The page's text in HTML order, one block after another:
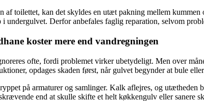
af toilettet, kan det skyldes en utæt pakning mellem
i undergulvet. Derfor anbefales faglig reparation, selvom
koster mere end vandregningen
ofte, fordi problemet virker ubetydeligt. Men over
opdages skaden først, når gulvet begynder at bule
på armaturer og samlinger. Kalk aflejres, og
end at skulle skifte et helt køkkengulv eller sanere